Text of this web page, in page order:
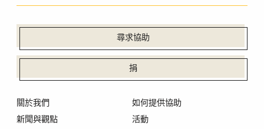
尋求協助
捐
關於我們
新聞與觀點
如何提供協助
活動